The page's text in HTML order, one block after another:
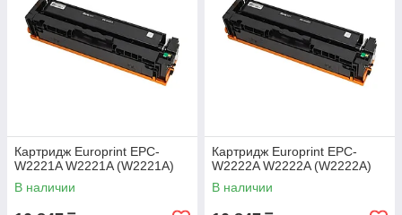
Картридж Europrint EPC-
W2221A W2221A (W2221A)
В наличии
Картридж Europrint EPC-
W2222A W2222A (W2222A)
В наличии